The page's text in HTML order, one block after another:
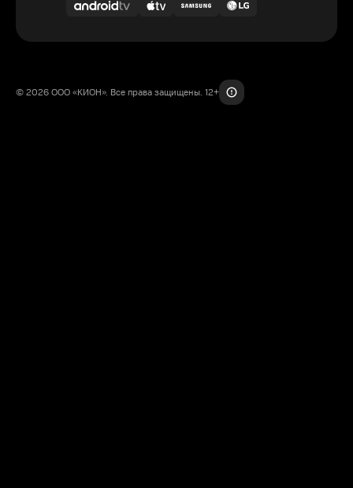
© 2026 ООО «КИОН». Все права защищены. 12+